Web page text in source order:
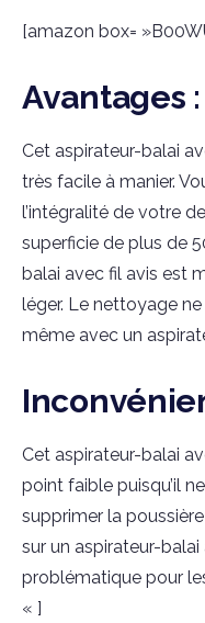
[amazon box=
Avantages :
Cet aspirateur-balai
très facile à manier.
l’intégralité de votre
superficie de plus de
balai avec fil avis est
léger. Le nettoyage
même avec un
Cet aspirateur-balai
point faible puisqu’il
supprimer la
sur un aspirateur-
problématique pour
« ]